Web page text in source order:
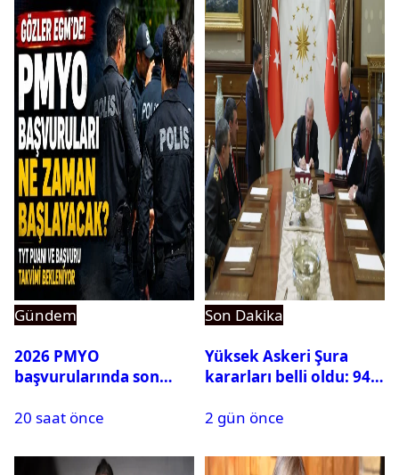
Gündem
2026 PMYO
başvurularında son
20 saat önce
Son Dakika
Yüksek Askeri Şura
kararları belli oldu: 94
2 gün önce